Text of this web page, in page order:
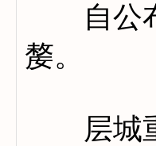
自公布
嫠。
层城重